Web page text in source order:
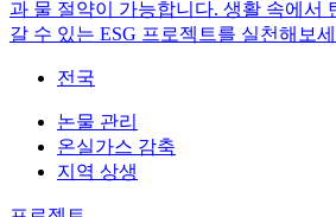
과 물 절약이 가능합니다. 생활 속에서
갈 수 있는 ESG 프로젝트를 실천해보
전국
논물 관리
온실가스 감축
지역 상생